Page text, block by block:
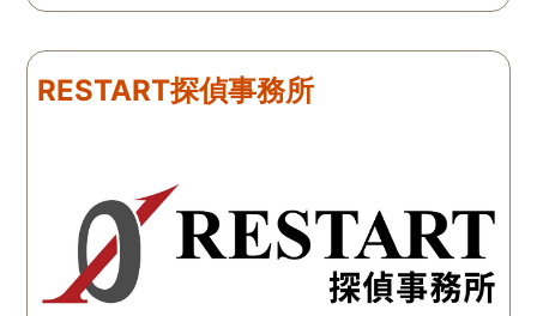
たのですが、見事に探して
ました。うれしくてお互い
に涙の再会でした。 対応し
玉総合情報事務所さんに依
頼させていただき本当に良
かったです。
くれました。探偵事務所
にも関わらず、相談員の
明な点が全くないほどし
かりと説明をしてくれま
た。調査では夫が不倫相
の自宅に頻繁に訪れる様
RESTART探偵事務所